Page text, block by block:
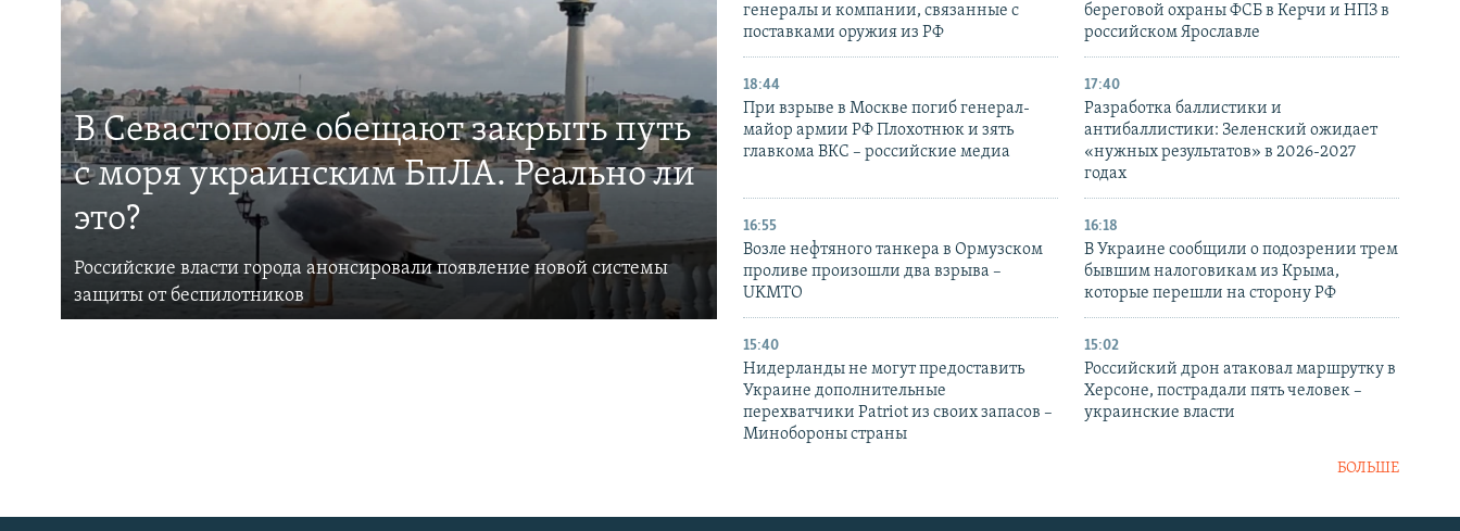
В Севастополе обещают закрыть путь
с моря украинским БпЛА. Реально ли
это?
Российские власти города анонсировали появление новой системы
защиты от беспилотников
генералы и компании, связанные с
поставками оружия из РФ
береговой охраны ФСБ в Керчи и НПЗ в
российском Ярославле
18:44
При взрыве в Москве погиб генерал-
майор армии РФ Плохотнюк и зять
главкома ВКС – российские медиа
17:40
Разработка баллистики и
антибаллистики: Зеленский ожидает
«нужных результатов» в 2026-2027
годах
16:55
Возле нефтяного танкера в Ормузском
проливе произошли два взрыва –
UKMTO
16:18
В Украине сообщили о подозрении трем
бывшим налоговикам из Крыма,
которые перешли на сторону РФ
15:40
Нидерланды не могут предоставить
Украине дополнительные
перехватчики Patriot из своих запасов –
Минобороны страны
15:02
Российский дрон атаковал маршрутку в
Херсоне, пострадали пять человек –
украинские власти
БОЛЬШЕ